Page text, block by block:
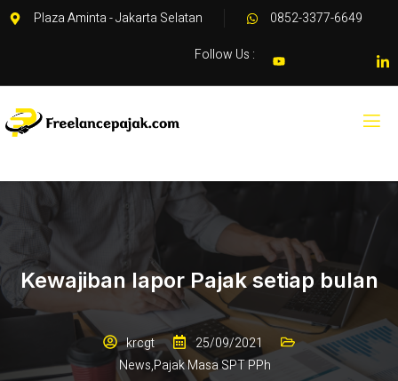
Plaza Aminta - Jakarta Selatan
0852-3377-6649
Follow Us :
Kewajiban lapor Pajak setiap bulan
krcgt
25/09/2021
News,Pajak Masa SPT PPh